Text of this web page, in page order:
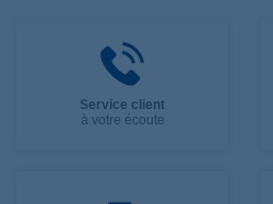
Service client
à votre écoute